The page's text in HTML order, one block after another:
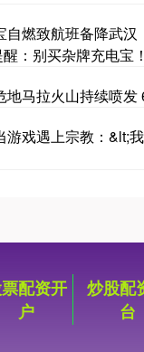
自燃致航班备降武汉
：别买杂牌充电宝！
地马拉火山持续喷发
游戏遇上宗教：&lt;
配资开
户
炒股配
台